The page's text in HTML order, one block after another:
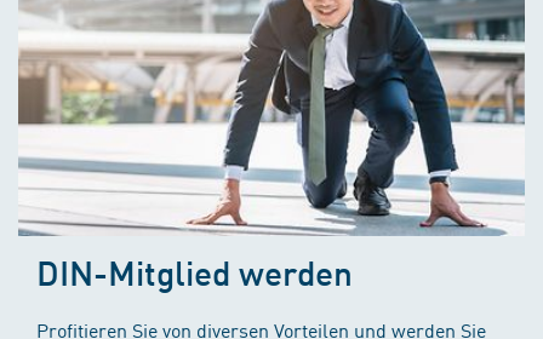
DIN-Mitglied werden
Profitieren Sie von diversen Vorteilen und werden Sie